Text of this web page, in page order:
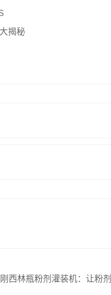
揭秘